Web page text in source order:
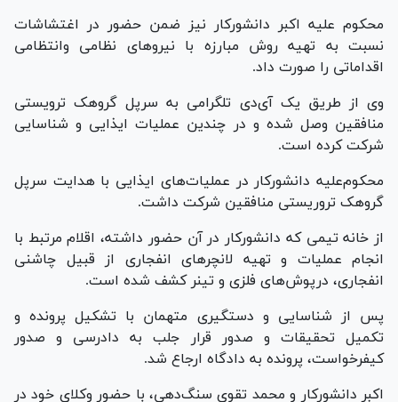
محکوم علیه اکبر دانشورکار نیز ضمن حضور در اغتشاشات
نسبت به تهیه روش مبارزه با نیرو‌های نظامی وانتظامی
اقداماتی را صورت داد.
وی از طریق یک آی‌دی تلگرامی به سرپل گروهک ترویستی
منافقین وصل شده و در چندین عملیات ایذایی و شناسایی
شرکت کرده است.
محکوم‌علیه دانشورکار در عملیات‌های ایذایی با هدایت سرپل
گروهک تروریستی منافقین شرکت داشت.
از خانه تیمی که دانشورکار در آن حضور داشته، اقلام مرتبط با
انجام عملیات و تهیه لانچر‌های انفجاری از قبیل چاشنی
انفجاری، درپوش‌های فلزی و تینر کشف شده است.
پس از شناسایی و دستگیری متهمان با تشکیل پرونده و
تکمیل تحقیقات و صدور قرار جلب به دادرسی و صدور
کیفرخواست، پرونده به دادگاه ارجاع شد.
اکبر دانشورکار و محمد تقوی سنگ‌دهی، با حضور وکلای خود در